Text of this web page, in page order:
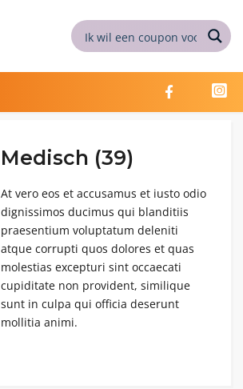
Medisch (39)
At vero eos et accusamus et iusto odio
dignissimos ducimus qui blanditiis
praesentium voluptatum deleniti
atque corrupti quos dolores et quas
molestias excepturi sint occaecati
cupiditate non provident, similique
sunt in culpa qui officia deserunt
mollitia animi.